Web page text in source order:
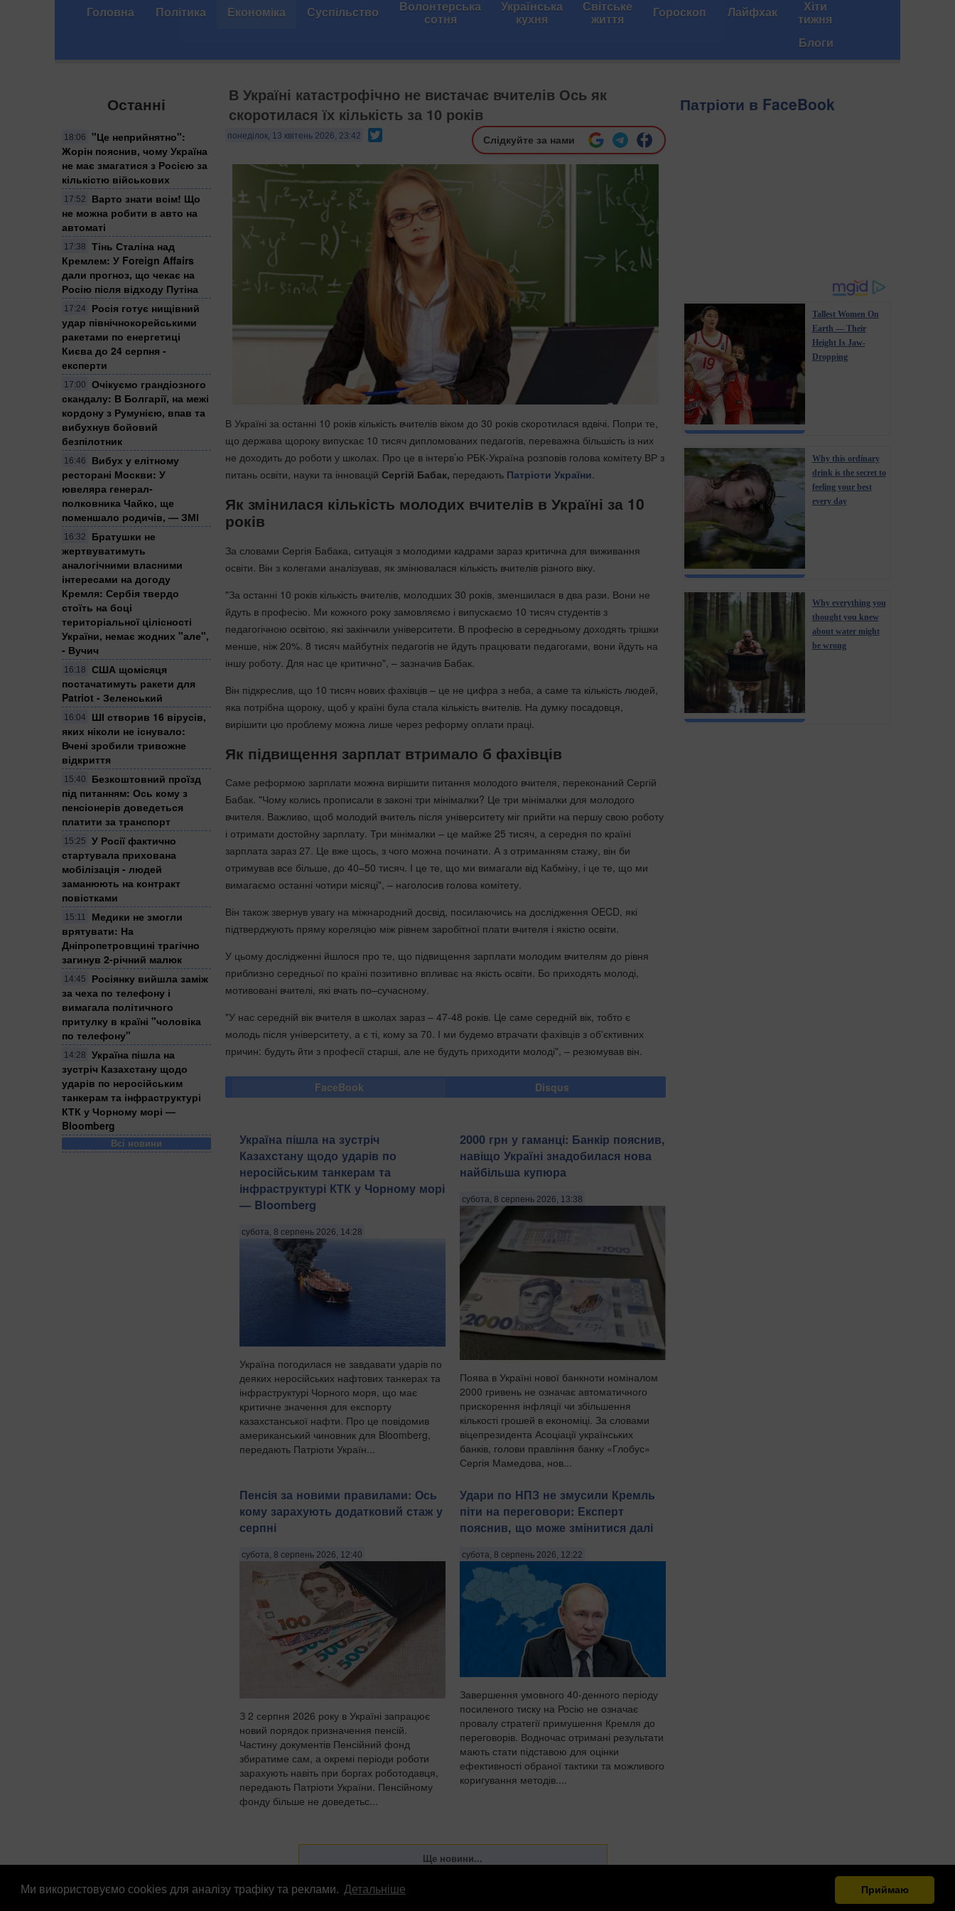
Ми використовуємо cookies для аналізу трафіку та реклами. Детальніше Приймаю
Головна Політика Економіка Суспільство Волонтерська
сотня
Українська
кухня
Світське
життя Гороскоп Лайфхак Хіти
тижня
Блоги
Останні
18:06
"Це неприйнятно":
Жорін пояснив, чому Україна
не має змагатися з Росією за
кількістю військових
17:52
Варто знати всім! Що
не можна робити в авто на
автоматі
17:38
Тінь Сталіна над
Кремлем: У Foreign Affairs
дали прогноз, що чекає на
Росію після відходу Путіна
17:24
Росія готує нищівний
удар північнокорейськими
ракетами по енергетиці
Києва до 24 серпня -
експерти
17:00
Очікуємо грандіозного
скандалу: В Болгарії, на межі
кордону з Румунією, впав та
вибухнув бойовий
безпілотник
16:46
Вибух у елітному
ресторані Москви: У
ювеляра генерал-
полковника Чайко, ще
поменшало родичів, — ЗМІ
16:32
Братушки не
жертвуватимуть
аналогічними власними
інтересами на догоду
Кремля: Сербія твердо
стоїть на боці
територіальної цілісності
України, немає жодних "але",
- Вучич
16:18
США щомісяця
постачатимуть ракети для
Patriot - Зеленський
16:04
ШІ створив 16 вірусів,
яких ніколи не існувало:
Вчені зробили тривожне
відкриття
15:40
Безкоштовний проїзд
під питанням: Ось кому з
пенсіонерів доведеться
платити за транспорт
15:25
У Росії фактично
стартувала прихована
мобілізація - людей
заманюють на контракт
повістками
15:11
Медики не змогли
врятувати: На
Дніпропетровщині трагічно
загинув 2-річний малюк
14:45
Росіянку вийшла заміж
за чеха по телефону і
вимагала політичного
притулку в країні "чоловіка
по телефону"
14:28
Україна пішла на
зустріч Казахстану щодо
ударів по неросійським
танкерам та інфраструктурі
КТК у Чорному морі —
Bloomberg
Всі новини
В Україні катастрофічно не вистачає вчителів Ось як
скоротилася їх кількість за 10 років
понеділок, 13 квітень 2026, 23:42 Слідкуйте за нами
В Україні за останні 10 років кількість вчителів віком до 30 років скоротилася вдвічі. Попри те,
що держава щороку випускає 10 тисяч дипломованих педагогів, переважна більшість із них
не доходить до роботи у школах. Про це в інтерв’ю РБК-Україна розповів голова комітету ВР з
питань освіти, науки та інновацій Сергій Бабак, передають Патріоти України
Як змінилася кількість молодих вчителів в Україні за 10
років
За словами Сергія Бабака, ситуація з молодими кадрами зараз критична для виживання
освіти. Він з колегами аналізував, як змінювалася кількість вчителів різного віку.
"За останні 10 років кількість вчителів, молодших 30 років, зменшилася в два рази. Вони не
йдуть в професію. Ми кожного року замовляємо і випускаємо 10 тисяч студентів з
педагогічною освітою, які закінчили університети. В професію в середньому доходять трішки
менше, ніж 20%. 8 тисяч майбутніх педагогів не йдуть працювати педагогами, вони йдуть на
іншу роботу. Для нас це критично", – зазначив Бабак.
Він підкреслив, що 10 тисяч нових фахівців – це не цифра з неба, а саме та кількість людей,
яка потрібна щороку, щоб у країні була стала кількість вчителів. На думку посадовця,
вирішити цю проблему можна лише через реформу оплати праці.
Як підвищення зарплат втримало б фахівців
Саме реформою зарплати можна вирішити питання молодого вчителя, переконаний Сергій
Бабак. "Чому колись прописали в законі три мінімалки? Це три мінімалки для молодого
вчителя. Важливо, щоб молодий вчитель після університету міг прийти на першу свою роботу
і отримати достойну зарплату. Три мінімалки – це майже 25 тисяч, а середня по країні
зарплата зараз 27. Це вже щось, з чого можна починати. А з отриманням стажу, він би
отримував все більше, до 40–50 тисяч. І це те, що ми вимагали від Кабміну, і це те, що ми
вимагаємо останні чотири місяці", – наголосив голова комітету.
Він також звернув увагу на міжнародний досвід, посилаючись на дослідження OECD, які
підтверджують пряму кореляцію між рівнем заробітної плати вчителя і якістю освіти.
У цьому дослідженні йшлося про те, що підвищення зарплати молодим вчителям до рівня
приблизно середньої по країні позитивно впливає на якість освіти. Бо приходять молоді,
мотивовані вчителі, які вчать по–сучасному.
"У нас середній вік вчителя в школах зараз – 47-48 років. Це саме середній вік, тобто є
молодь після університету, а є ті, кому за 70. І ми будемо втрачати фахівців з об'єктивних
причин: будуть йти з професії старші, але не будуть приходити молоді", – резюмував він.
FaceBook Disqus
Україна пішла на зустріч
Казахстану щодо ударів по
неросійським танкерам та
інфраструктурі КТК у Чорному морі
— Bloomberg
субота, 8 серпень 2026, 14:28
Україна погодилася не завдавати ударів по
деяких неросійських нафтових танкерах та
інфраструктурі Чорного моря, що має
критичне значення для експорту
казахстанської нафти. Про це повідомив
американський чиновник для Bloomberg,
передають Патріоти Україн...
2000 грн у гаманці: Банкір пояснив,
навіщо Україні знадобилася нова
найбільша купюра
субота, 8 серпень 2026, 13:38
Поява в Україні нової банкноти номіналом
2000 гривень не означає автоматичного
прискорення інфляції чи збільшення
кількості грошей в економіці. За словами
віцепрезидента Асоціації українських
банків, голови правління банку «Глобус»
Сергія Мамедова, нов...
Пенсія за новими правилами: Ось
кому зарахують додатковий стаж у
серпні
субота, 8 серпень 2026, 12:40
З 2 серпня 2026 року в Україні запрацює
новий порядок призначення пенсій.
Частину документів Пенсійний фонд
збиратиме сам, а окремі періоди роботи
зарахують навіть при боргах роботодавця,
передають Патріоти України. Пенсійному
фонду більше не доведетьс...
Удари по НПЗ не змусили Кремль
піти на переговори: Експерт
пояснив, що може змінитися далі
субота, 8 серпень 2026, 12:22
Завершення умовного 40-денного періоду
посиленого тиску на Росію не означає
провалу стратегії примушення Кремля до
переговорів. Водночас отримані результати
мають стати підставою для оцінки
ефективності обраної тактики та можливого
коригування методів....
Патріоти в FaceBook
Tallest Women On
Earth — Their
Height Is Jaw-
Dropping
Why this ordinary
drink is the secret to
feeling your best
every day
Why everything you
thought you knew
about water might
be wrong